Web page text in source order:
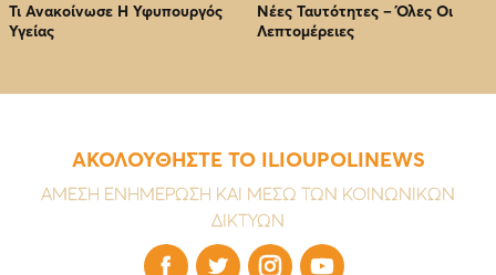
Τι Ανακοίνωσε Η Υφυπουργός
Υγείας
Νέες Ταυτότητες – Όλες Οι
Λεπτομέρειες
ΑΚΟΛΟΥΘΗΣΤΕ ΤΟ ILIOUPOLINEWS
ΑΜΕΣΗ ΕΝΗΜΕΡΩΣΗ ΚΑΙ ΜΕΣΩ ΤΩΝ ΚΟΙΝΩΝΙΚΩΝ
ΔΙΚΤΥΩΝ
   